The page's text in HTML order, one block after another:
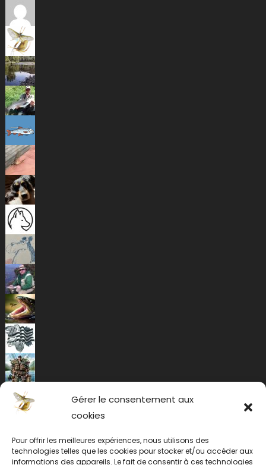
Gérer le consentement aux
cookies
Pour offrir les meilleures expériences, nous utilisons des
technologies telles que les cookies pour stocker et/ou accéder aux
informations des appareils. Le fait de consentir à ces technologies